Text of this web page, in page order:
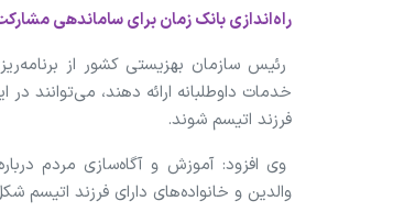
راه‌اندازی بانک زمان برای ساماندهی
رئیس سازمان بهزیستی کشور از
خدمات داوطلبانه ارائه دهند، می‌توانند
فرزند اتیسم شوند.
وی افزود: آموزش و آگاه‌سازی مردم
والدین و خانواده‌های دارای فرزند اتیسم